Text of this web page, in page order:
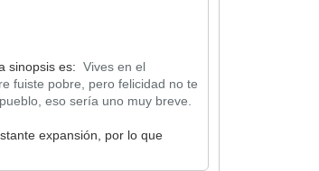
sinopsis es: Vives en el
fuiste pobre, pero felicidad no te
eso sería uno muy breve.
expansión, por lo que